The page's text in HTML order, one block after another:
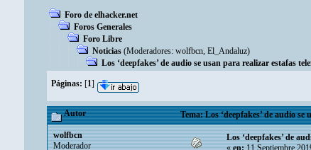
Foro de elhacker.net
Foros Generales
Foro Libre
Noticias (Moderadores: wolfbcn, El_Andaluz)
Los ‘deepfakes’ de audio se usan para realizar estafas
Páginas: [1]
Autor Tema: Los ‘deepfakes’ de audio
wolfbcn
Moderador
Los ‘deepfakes’ de